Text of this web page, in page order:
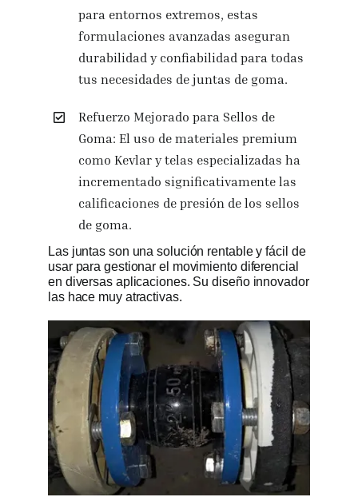
para entornos extremos, estas
formulaciones avanzadas aseguran
durabilidad y confiabilidad para todas
tus necesidades de juntas de goma.
Refuerzo Mejorado para Sellos de
Goma: El uso de materiales premium
como Kevlar y telas especializadas ha
incrementado significativamente las
calificaciones de presión de los sellos
de goma.
Las juntas son una solución rentable y fácil de
usar para gestionar el movimiento diferencial
en diversas aplicaciones. Su diseño innovador
las hace muy atractivas.